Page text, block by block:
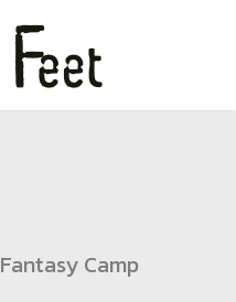
Fantasy Camp